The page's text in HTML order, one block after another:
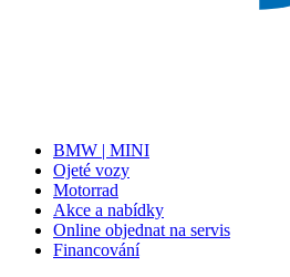
BMW | MINI
Ojeté vozy
Motorrad
Akce a nabídky
Online objednat na servis
Financování